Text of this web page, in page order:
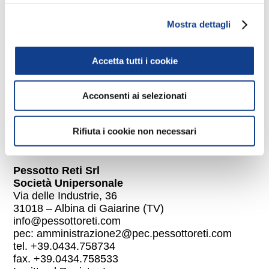
profilazione, senza preselezione alcuna. In ogni
momento, l’utente potrà modificare le proprie scelte
nel footer.
Mostra dettagli
Accetta tutti i cookie
Acconsenti ai selezionati
Rifiuta i cookie non necessari
terms
condiciones generales de venta
política de cookies
Pessotto Reti Srl
Società Unipersonale
Via delle Industrie, 36
31018 – Albina di Gaiarine (TV)
info@pessottoreti.com
pec:amministrazione2@pec.pessottoreti.com
tel. +39.0434.758734
fax. +39.0434.758533